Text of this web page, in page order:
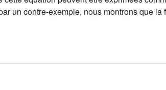
un contre-exemple, nous montrons que